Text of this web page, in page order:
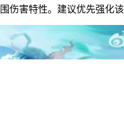
伤害特性。建议优先强化